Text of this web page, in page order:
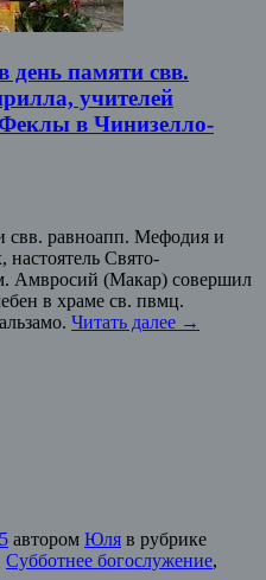
день памяти свв.
учителей
в Чинизелло-
свв. равноапп. Мефодия и
Свято-
Амвросий (Макар) совершил
в храме св. пвмц.
Читать далее →
автором Юля в рубрике
Субботнее богослужение,